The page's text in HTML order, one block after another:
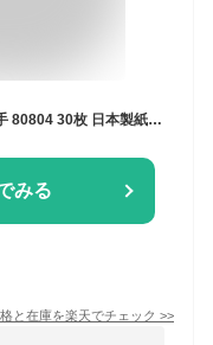
みる
と在庫を楽天でチェック >>